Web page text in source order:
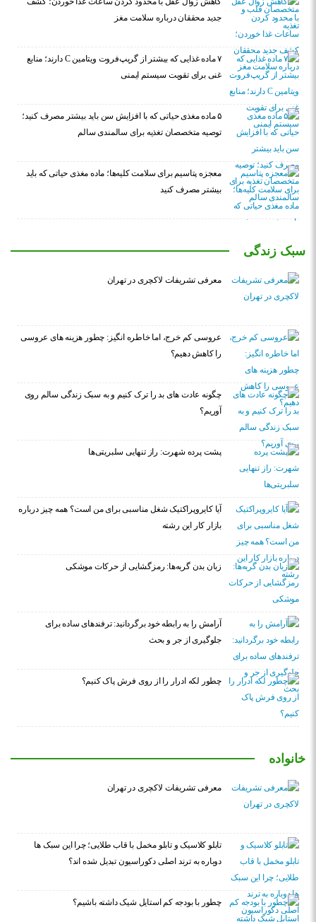
جدید محققان درباره سلامت مغز
۷ ماده غذایی که بیشتر از گریپ‌فروت ویتامین C دارند؛ منابع
غنی برای تقویت سیستم ایمنی
۵ ماده مغذی حیاتی که با افزایش سن باید بیشتر مصرف کنید؛
توصیه متخصصان تغذیه برای سالمندی سالم
معجزه پتاسیم برای سلامت کلیه‌ها؛ ماده مغذی حیاتی که باید
بیشتر مصرف کنید
سبک زندگی
معرفی تشریفات لاکچری در تهران
عروسی کم خرج، اما خاطره انگیز: چطور هزینه های عروسی
را کاهش دهیم؟
چگونه عادت‌ های بد را ترک کنیم و به سبک زندگی سالم روی
آوریم؟
پشت پرده شهرت: راز تنهایی سلبریتی‌ها
آیا کایروپراکتیک شغل مناسبی برای من است؟ همه چیز درباره
بازار کار این رشته
زبان بدن گربه‌ها: رمزگشایی از حرکات موشکی
آرامش را به رابطه خود برگردانید: ترفندهای ساده برای
جلوگیری از جر و بحث
چطور لکه ادرار را از روی فرش پاک کنیم؟
خانواده
معرفی تشریفات لاکچری در تهران
تابلو کلاسیک و تابلو مخمل با قاب طلایی؛ چرا این سبک ها
دوباره به ترند اصلی دکوراسیون تبدیل شده اند؟
چطور با بودجه کم استایل شیک داشته باشیم؟